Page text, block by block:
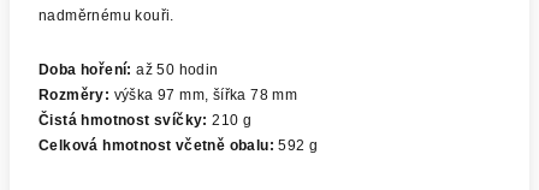
nadměrnému kouři.
Doba hoření: až 50 hodin
Rozměry: výška 97 mm, šířka 78 mm
Čistá hmotnost svíčky: 210 g
Celková hmotnost včetně obalu: 592 g